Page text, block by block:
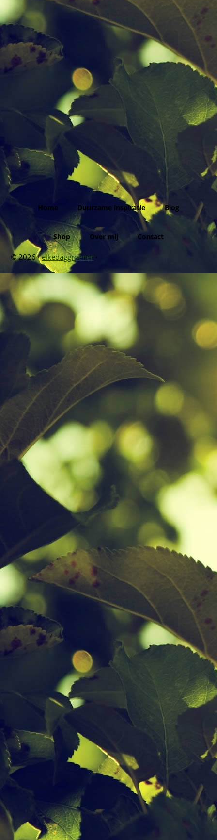
Home Duurzame inspiratie Blog
Shop Over mij Contact
© 2026 ·elkedaggroener ·